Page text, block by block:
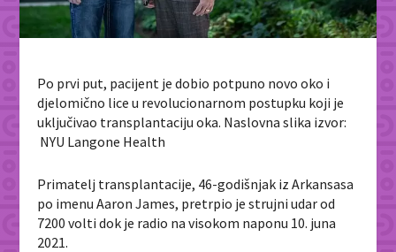
Po prvi put, pacijent je dobio potpuno novo oko i
djelomično lice u revolucionarnom postupku koji je
uključivao transplantaciju oka. Naslovna slika izvor:
NYU Langone Health
Primatelj transplantacije, 46-godišnjak iz Arkansasa
po imenu Aaron James, pretrpio je strujni udar od
7200 volti dok je radio na visokom naponu 10. juna
2021.